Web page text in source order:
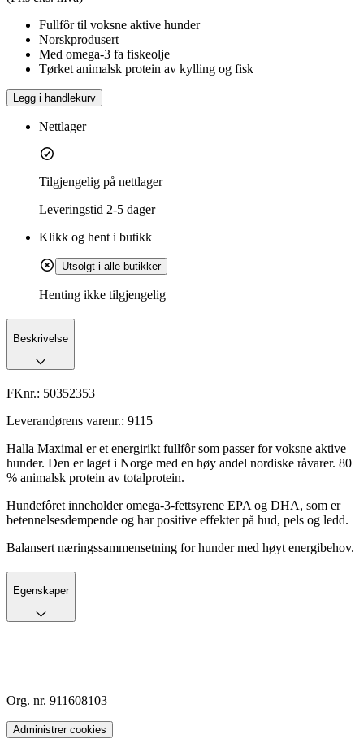
Fullfôr til voksne aktive hunder
Norskprodusert
Med omega-3 fa fiskeolje
Tørket animalsk protein av kylling og fisk
Legg i handlekurv
Nettlager
Tilgjengelig på nettlager
Leveringstid 2-5 dager
Klikk og hent i butikk
Utsolgt i alle butikker
Henting ikke tilgjengelig
Beskrivelse
FKnr.: 50352353
Leverandørens varenr.: 9115
Halla Maximal er et energirikt fullfôr som passer for voksne aktive
hunder. Den er laget i Norge med en høy andel nordiske råvarer. 80
% animalsk protein av totalprotein.
Hundefôret inneholder omega-3-fettsyrene EPA og DHA, som er
betennelsesdempende og har positive effekter på hud, pels og ledd.
Balansert næringssammensetning for hunder med høyt energibehov.
Egenskaper
Org. nr. 911608103
Administrer cookies